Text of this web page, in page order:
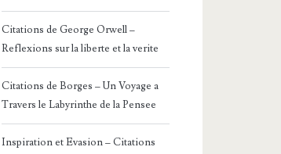
Citations de George Orwell –
Reflexions sur la liberte et la verite
Citations de Borges – Un Voyage a
Travers le Labyrinthe de la Pensee
Inspiration et Evasion – Citations